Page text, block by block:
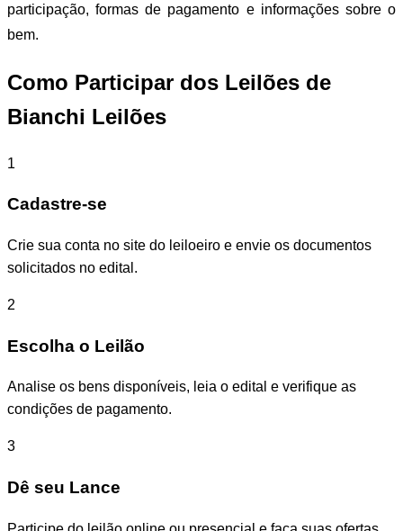
participação, formas de pagamento e informações sobre o
bem.
Como Participar dos Leilões de
Bianchi Leilões
1
Cadastre-se
Crie sua conta no site do leiloeiro e envie os documentos
solicitados no edital.
2
Escolha o Leilão
Analise os bens disponíveis, leia o edital e verifique as
condições de pagamento.
3
Dê seu Lance